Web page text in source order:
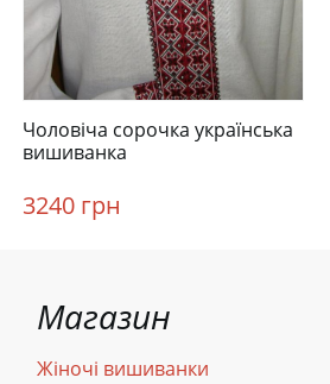
Чоловіча сорочка українська
вишиванка
3240 грн
Магазин
Жіночі вишиванки